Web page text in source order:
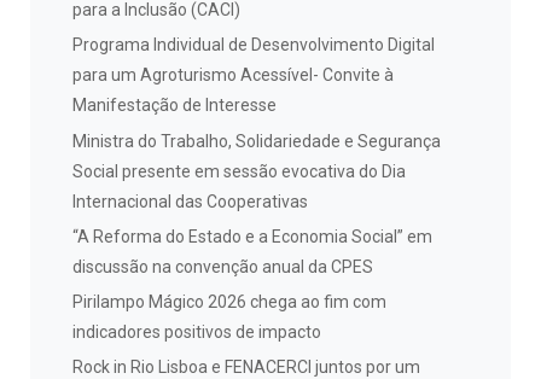
para a Inclusão (CACI)
Programa Individual de Desenvolvimento Digital
para um Agroturismo Acessível- Convite à
Manifestação de Interesse
Ministra do Trabalho, Solidariedade e Segurança
Social presente em sessão evocativa do Dia
Internacional das Cooperativas
“A Reforma do Estado e a Economia Social” em
discussão na convenção anual da CPES
Pirilampo Mágico 2026 chega ao fim com
indicadores positivos de impacto
Rock in Rio Lisboa e FENACERCI juntos por um